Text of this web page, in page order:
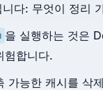
다: 무엇이 정리
을 실행하는 것은
험합니다.
가능한 캐시를 삭